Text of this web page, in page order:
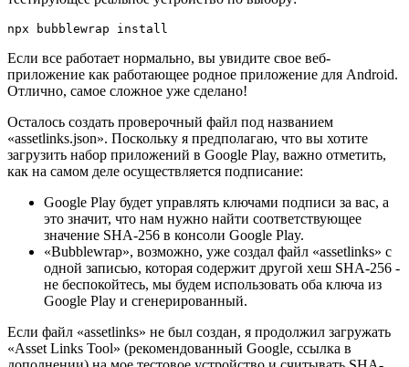
Android создано, пришло время провести быстрый дымовой
тест. Либо запустите эмулятор, либо используйте свое
Если все работает нормально, вы увидите свое веб-
приложение как работающее родное приложение для Android.
Отлично, самое сложное уже сделано!
Осталось создать проверочный файл под названием
«assetlinks.json». Поскольку я предполагаю, что вы хотите
загрузить набор приложений в Google Play, важно отметить,
как на самом деле осуществляется подписание:
Google Play будет управлять ключами подписи за вас, а
это значит, что нам нужно найти соответствующее
значение SHA-256 в консоли Google Play.
«Bubblewrap», возможно, уже создал файл «assetlinks» с
одной записью, которая содержит другой хеш SHA-256 -
не беспокойтесь, мы будем использовать оба ключа из
Google Play и сгенерированный.